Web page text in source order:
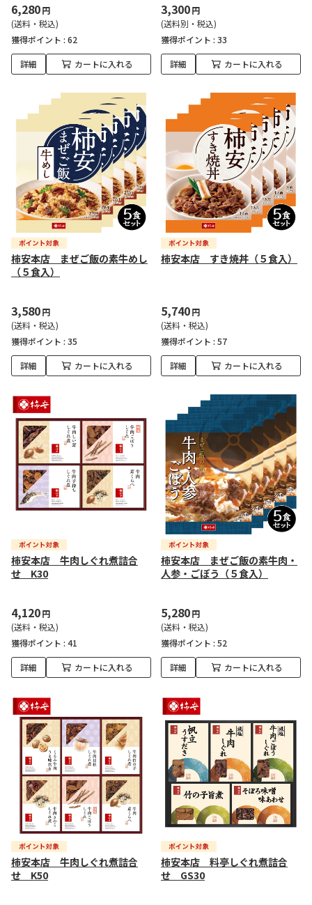
6,280円
(送料・税込)
獲得ポイント : 62
詳細 カートに入れる
3,300円
(送料別・税込)
獲得ポイント : 33
詳細 カートに入れる
柿安本店 まぜご飯の素牛めし
（５食入）
3,580円
(送料・税込)
獲得ポイント : 35
詳細 カートに入れる
柿安本店 すき焼丼（５食入）
5,740円
(送料・税込)
獲得ポイント : 57
詳細 カートに入れる
柿安本店 牛肉しぐれ煮詰合
せ K30
4,120円
(送料・税込)
獲得ポイント : 41
詳細 カートに入れる
柿安本店 まぜご飯の素牛肉・
人参・ごぼう（５食入）
5,280円
(送料・税込)
獲得ポイント : 52
詳細 カートに入れる
柿安本店 牛肉しぐれ煮詰合
せ K50
柿安本店 料亭しぐれ煮詰合
せ GS30